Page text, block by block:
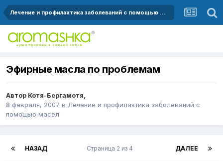
Лечение и профилактика заболеваний с помощью масел
Эфирные масла по проблемам
Автор Котя-Бергамотя,
8 февраля, 2007 в Лечение и профилактика заболеваний с
помощью масел
НАЗАД ДАЛЕЕ
Страница 2 из 4